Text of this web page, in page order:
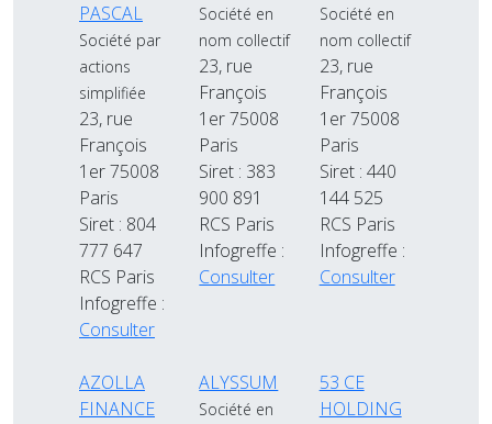
PASCAL
Société par
actions
simplifiée
23, rue
François
1er 75008
Paris
Siret : 804
777 647
RCS Paris
Infogreffe :
Consulter
Société en
nom collectif
23, rue
François
1er 75008
Paris
Siret : 383
900 891
RCS Paris
Infogreffe :
Consulter
Société en
nom collectif
23, rue
François
1er 75008
Paris
Siret : 440
144 525
RCS Paris
Infogreffe :
Consulter
AZOLLA
FINANCE
ALYSSUM
Société en
53 CE
HOLDING